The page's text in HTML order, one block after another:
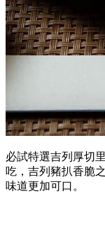
必試特選吉列厚切
吃，吉列豬扒香脆
味道更加可口。